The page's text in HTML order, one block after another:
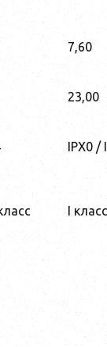
7,60
23,00
IPX0 /
I